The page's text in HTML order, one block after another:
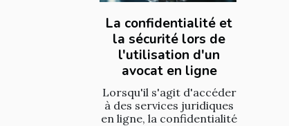
La confidentialité et
la sécurité lors de
l'utilisation d'un
avocat en ligne
Lorsqu'il s'agit d'accéder
à des services juridiques
en ligne, la confidentialité